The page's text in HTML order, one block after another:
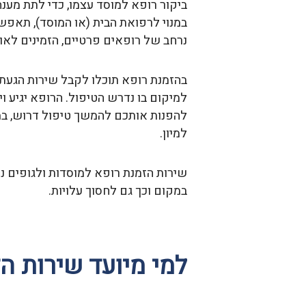
ביקור רופא למוסד עצמו, כדי לתת
במנוי לרפואת הבית (או המוסד),
נרחב של רופאים פרטיים, הזמינים
בהזמנת רופא תוכלו לקבל שירות
למיקום בו נדרש הטיפול. הרופא יגיע
להפנות אותכם להמשך טיפול דרוש,
למיון.
שירות הזמנת רופא למוסדות
במקום וכך גם לחסוך עלויות.
למי מיועד שירות